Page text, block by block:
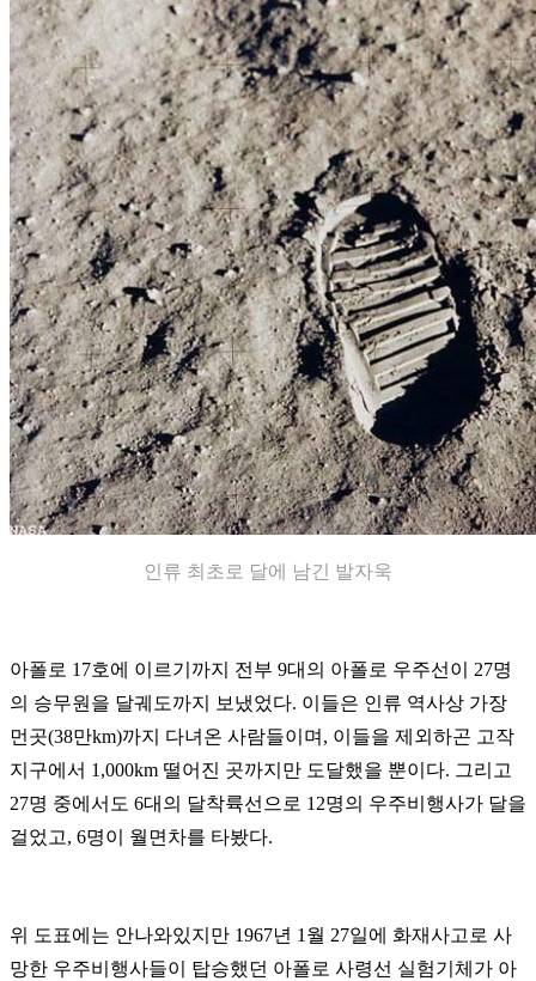
인류 최초로 달에 남긴 발자욱
아폴로 17호에 이르기까지 전부 9대의 아폴로 우주선이 27명
의 승무원을 달궤도까지 보냈었다. 이들은 인류 역사상 가장
먼곳(38만km)까지 다녀온 사람들이며, 이들을 제외하곤 고작
지구에서 1,000km 떨어진 곳까지만 도달했을 뿐이다. 그리고
27명 중에서도 6대의 달착륙선으로 12명의 우주비행사가 달을
걸었고, 6명이 월면차를 타봤다.
위 도표에는 안나와있지만 1967년 1월 27일에 화재사고로 사
망한 우주비행사들이 탑승했던 아폴로 사령선 실험기체가 아